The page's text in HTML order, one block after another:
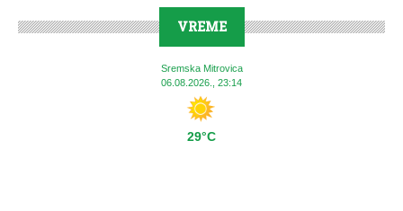
VREME
Sremska Mitrovica
06.08.2026., 23:14
29°C